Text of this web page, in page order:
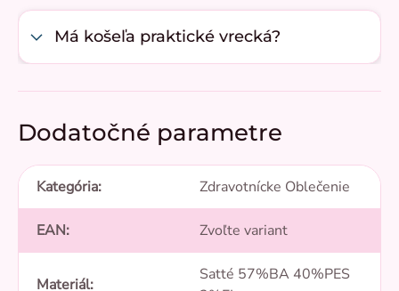
Má košeľa praktické vrecká?
Dodatočné parametre
Kategória: Zdravotnícke Oblečenie
EAN: Zvoľte variant
Materiál:
Satté 57%BA 40%PES